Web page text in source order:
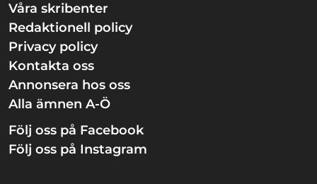
Våra skribenter
Redaktionell policy
Privacy policy
Kontakta oss
Annonsera hos oss
Alla ämnen A-Ö
Följ oss på Facebook
Följ oss på Instagram